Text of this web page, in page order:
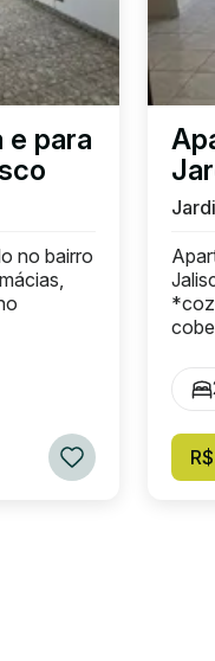
e para
no bairro